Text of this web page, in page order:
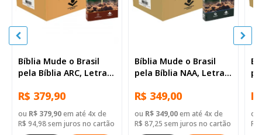
Bíblia Mude o Brasil
pela Bíblia ARC, Letra
— 52 Biblias
R$ 379,90
ou R$ 379,90em até 4x de
R$ 94,98 sem juros no cartão
Bíblia Mude o Brasil
pela Bíblia NAA, Letra
— Mude Brasil
R$ 349,00
ou R$ 349,00em até 4x de
R$ 87,25 sem juros no cartão
—
ou
R$